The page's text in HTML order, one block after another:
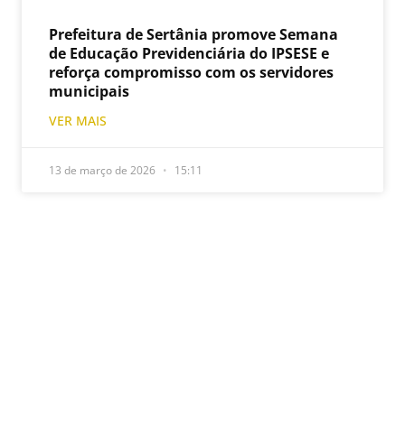
Prefeitura de Sertânia promove Semana
de Educação Previdenciária do IPSESE e
reforça compromisso com os servidores
municipais
VER MAIS
13 de março de 2026 15:11